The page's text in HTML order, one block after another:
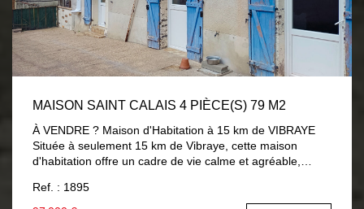
MAISON SAINT CALAIS 4 PIÈCE(S) 79 M2
À VENDRE ? Maison d'Habitation à 15 km de VIBRAYE
Située à seulement 15 km de Vibraye, cette maison
d'habitation offre un cadre de vie calme et agréable,
garantissant confort et performance énergétique.
Ref. : 1895